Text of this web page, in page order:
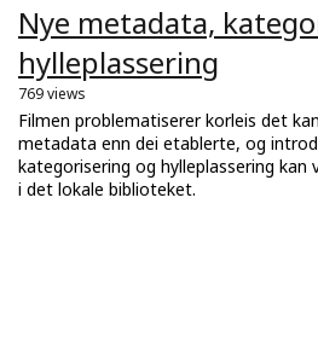
Nye metadata,
hylleplassering
769 views
Filmen problematiserer korleis det
metadata enn dei etablerte, og
kategorisering og hylleplassering
i det lokale biblioteket.